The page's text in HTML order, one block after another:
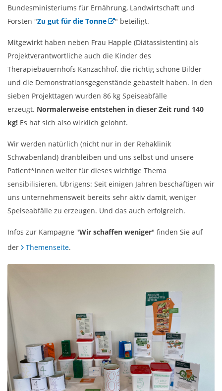
Bundesministeriums für Ernährung, Landwirtschaft und
Forsten "Zu gut für die Tonne " beteiligt.
Mitgewirkt haben neben Frau Happle (Diätassistentin) als
Projektverantwortliche auch die Kinder des
Therapiebauernhofs Kanzachhof, die richtig schöne Bilder
und die Demonstrationsgegenstände gebastelt haben. In den
sieben Projekttagen wurden 86 kg Speiseabfälle
erzeugt. Normalerweise entstehen in dieser Zeit rund 140
kg! Es hat sich also wirklich gelohnt.
Wir werden natürlich (nicht nur in der Rehaklinik
Schwabenland) dranbleiben und uns selbst und unsere
Patient*innen weiter für dieses wichtige Thema
sensibilisieren. Übrigens: Seit einigen Jahren beschäftigen wir
uns unternehmensweit bereits sehr aktiv damit, weniger
Speiseabfälle zu erzeugen. Und das auch erfolgreich.
Infos zur Kampagne "Wir schaffen weniger" finden Sie auf
der
Themenseite.